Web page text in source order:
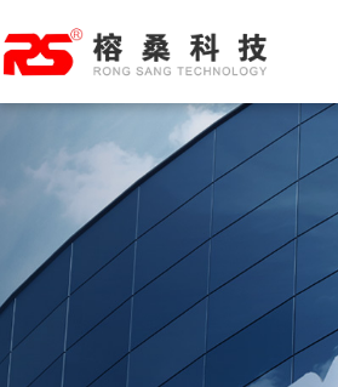
至
内
容
执法记录仪：高效执法，IP68级三防如